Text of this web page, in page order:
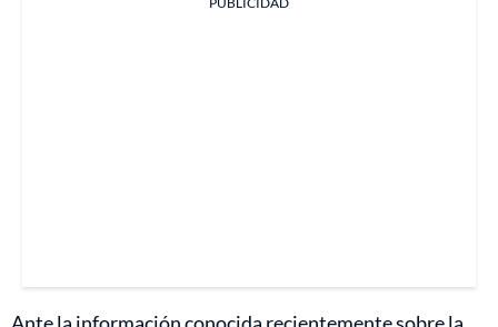
Ante la información conocida recientemente sobre la